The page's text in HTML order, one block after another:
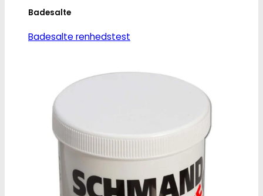
Badesalte
Badesalte renhedstest
LSD renhedstest
Benzodiazepiner
Benzoer renhedstest
GHB/Hætter